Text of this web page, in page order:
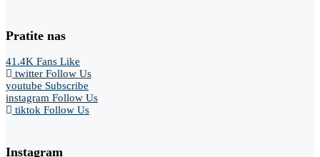
Pratite nas
41.4K Fans Like
twitter Follow Us
youtube Subscribe
instagram Follow Us
tiktok Follow Us
Instagram